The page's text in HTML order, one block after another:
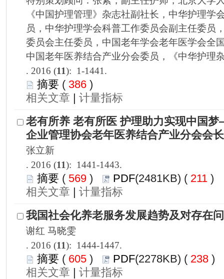
): 1-1441.
386 )
|
): 1441-1443.
569 ) 211 )
|
): 1444-1447.
605 ) 238 )
|